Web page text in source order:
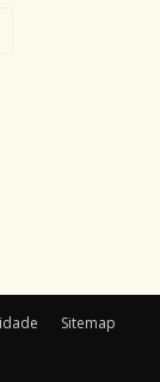
Sitemap